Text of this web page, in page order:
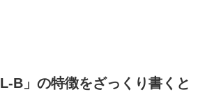
B」の特徴をざっくり書くと